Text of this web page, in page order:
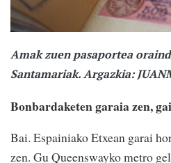
Amak zuen pasaportea
Santamariak. Argazkia:
Bonbardaketen garaia zen,
Bai. Espainiako Etxean garai
zen. Gu Queenswayko metro